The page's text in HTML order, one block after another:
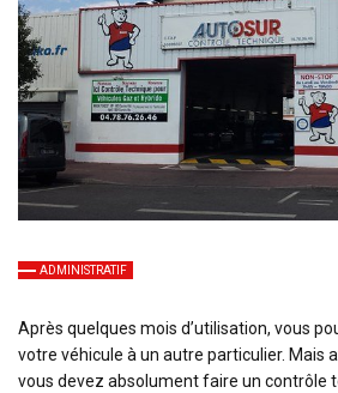
ADMINISTRATIF
Après quelques mois d’utilisation, vous
votre véhicule à un autre particulier. Mais
vous devez absolument faire un contrôle